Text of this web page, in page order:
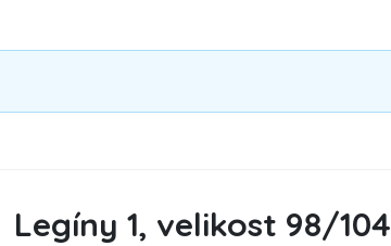
Legíny 1, velikost 98/104